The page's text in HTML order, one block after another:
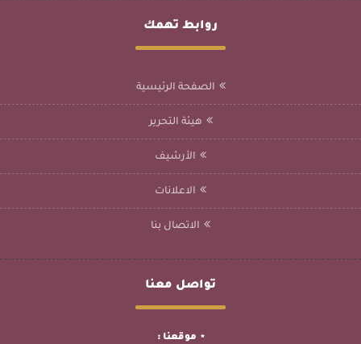
روابط تهمك
الصفحة الرئيسية
هيئة التحرير
الأرشيف
الاعلانات
الاتصال بنا
تواصل معنا
موقعنا :